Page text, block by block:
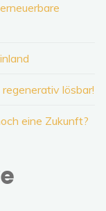
lösbar!
eine Zukunft?